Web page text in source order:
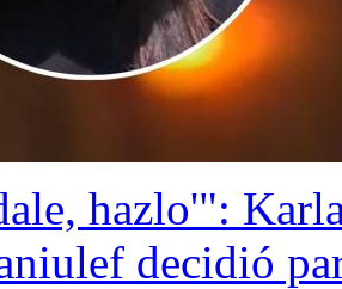
hazlo'":
decidió